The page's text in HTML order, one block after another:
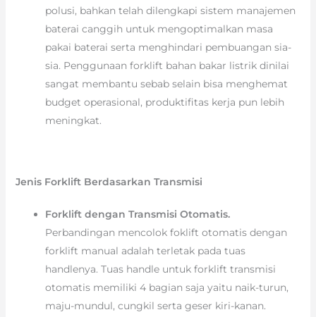
polusi, bahkan telah dilengkapi sistem manajemen
baterai canggih untuk mengoptimalkan masa
pakai baterai serta menghindari pembuangan sia-
sia. Penggunaan forklift bahan bakar listrik dinilai
sangat membantu sebab selain bisa menghemat
budget operasional, produktifitas kerja pun lebih
meningkat.
Jenis Forklift Berdasarkan Transmisi
Forklift dengan Transmisi Otomatis.
Perbandingan mencolok foklift otomatis dengan
forklift manual adalah terletak pada tuas
handlenya. Tuas handle untuk forklift transmisi
otomatis memiliki 4 bagian saja yaitu naik-turun,
maju-mundul, cungkil serta geser kiri-kanan.